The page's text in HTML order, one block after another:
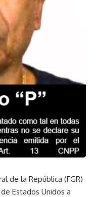
de la República (FGR)
Estados Unidos a